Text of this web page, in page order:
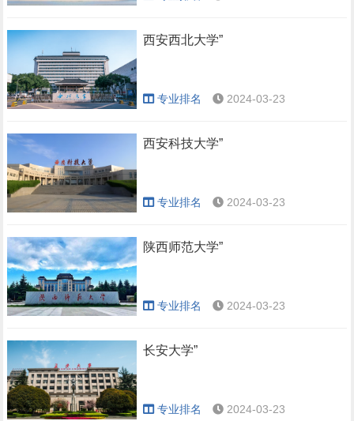
西安西北大学”
专业排名 2024-03-23
西安科技大学”
专业排名 2024-03-23
陕西师范大学”
专业排名 2024-03-23
长安大学”
专业排名 2024-03-23